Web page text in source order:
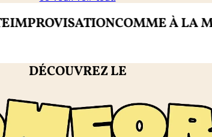
COMME À LA
DÉCOUVREZ LE